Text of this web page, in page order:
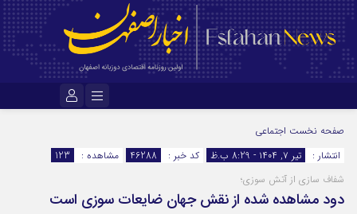
رمز عبور
صفحه نخست اجتماعی
انتشار :
تیر ۷, ۱۴۰۴ - 8:29 ب.ظ کد خبر : 46288 مشاهده :
123
شفاف سازی از آتش سوزی؛
دود مشاهده شده از نقش جهان ضایعات سوزی است